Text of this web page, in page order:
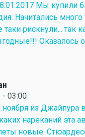
Мы купили
Начитались
рискнули... так
Оказалось
- 03:00
ноября из Джайпура
нареканий эта
новые.